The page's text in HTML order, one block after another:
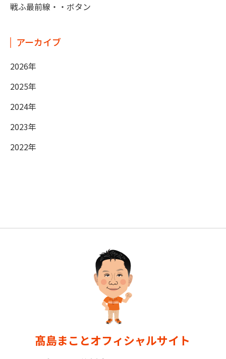
戦ふ最前線・・ボタン
アーカイブ
2026年
2025年
2024年
2023年
2022年
髙島まことオフィシャルサイト